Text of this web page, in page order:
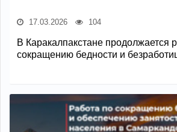
17.03.2026 104
В Каракалпакстане продолжается
сокращению бедности и